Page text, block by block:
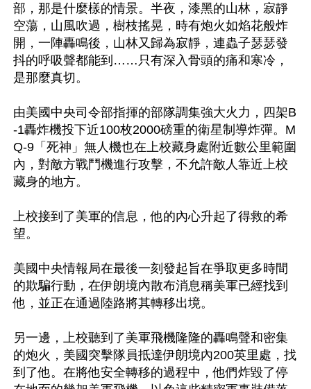
部，那是什麼樣的情景。半夜，漆黑的山林，寂靜
空蕩，山風吹過，樹枝搖晃，時有炮火如焰花般炸
開，一陣轟鳴後，山林又歸為寂靜，連蟲子瑟瑟發
抖的呼吸聲都能到……只有深入骨頭的痛和寒冷，
是那麼真切。
由美國中央司令部指揮的部隊調集強大火力，四架B
-1轟炸機投下近100枚2000磅重的衛星制導炸彈。M
Q-9「死神」無人機也在上校藏身處附近數公里範圍
內，對敵方戰鬥機進行攻擊，不允許敵人靠近上校
藏身的地方。
上校接到了美軍的信息，他的內心升起了得救的希
望。
美國中央情報局在最後一刻發起旨在爭取更多時間
的欺騙行動，在伊朗境內散布消息稱美軍已經找到
他，並正在通過陸路將其轉移出境。
另一邊，上校聽到了美軍飛機隆隆的轟鳴聲和密集
的炮火，美國突擊隊員抵達伊朗境內200英里處，找
到了他。在將他安全轉移的過程中，他們炸毀了停